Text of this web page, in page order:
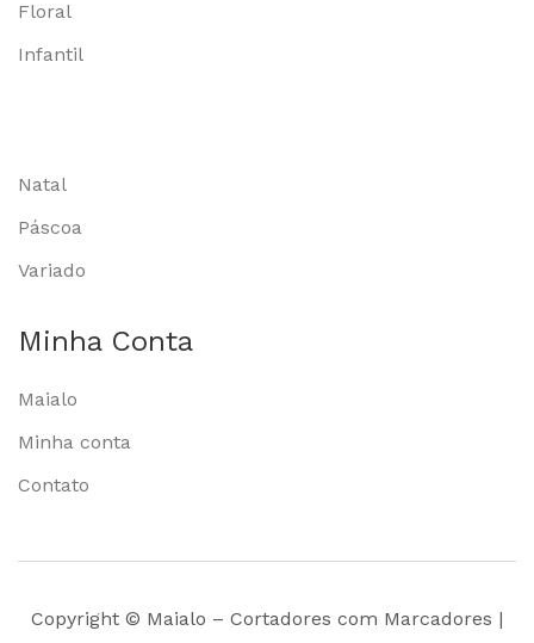
Floral
Infantil
Natal
Páscoa
Variado
Minha Conta
Maialo
Minha conta
Contato
Copyright © Maialo – Cortadores com Marcadores |